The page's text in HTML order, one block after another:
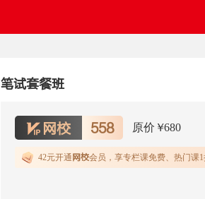
笔试套餐班
网校 558 原价￥680
42元开通 网校会员，享专栏课免费、热门课